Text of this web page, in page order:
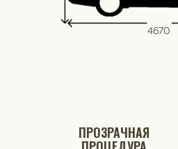
4670
ПРОЗРАЧНАЯ